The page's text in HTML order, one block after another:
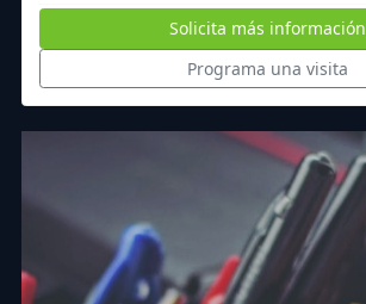
Solicita más información
Programa una visita